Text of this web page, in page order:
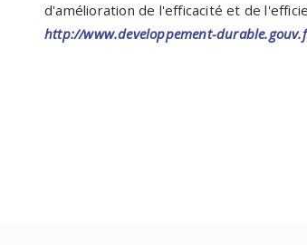
d'amélioration de l'efficacité et de
http://www.developpement-